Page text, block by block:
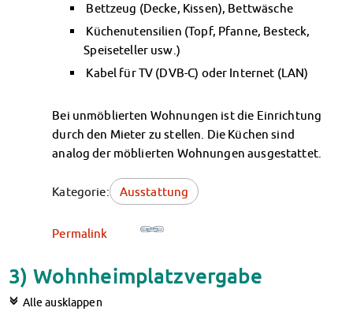
Bettzeug (Decke, Kissen), Bettwäsche
Küchenutensilien (Topf, Pfanne, Besteck,
Speiseteller usw.)
Kabel für TV (DVB-C) oder Internet (LAN)
Bei unmöblierten Wohnungen ist die Einrichtung
durch den Mieter zu stellen. Die Küchen sind
analog der möblierten Wohnungen ausgestattet.
Kategorie: Ausstattung
Permalink
3) Wohnheimplatzvergabe
c Alle ausklappen